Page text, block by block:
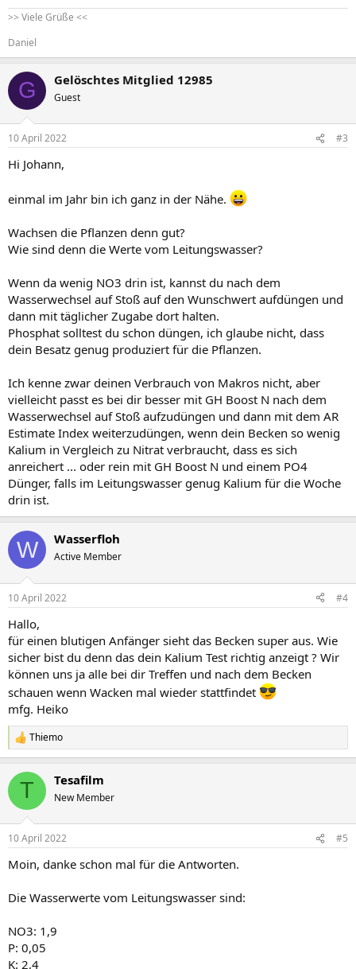
>> Viele Grüße <<
Daniel
G Gelöschtes Mitglied 12985
Guest
10 April 2022 #3
Hi Johann,
einmal im Jahr bin ich ganz in der Nähe.
Wachsen die Pflanzen denn gut?
Wie sind denn die Werte vom Leitungswasser?
Wenn da wenig NO3 drin ist, kannst du nach dem
Wasserwechsel auf Stoß auf den Wunschwert aufdüngen und
dann mit täglicher Zugabe dort halten.
Phosphat solltest du schon düngen, ich glaube nicht, dass
dein Besatz genug produziert für die Pflanzen.
Ich kenne zwar deinen Verbrauch von Makros nicht, aber
vielleicht passt es bei dir besser mit GH Boost N nach dem
Wasserwechsel auf Stoß aufzudüngen und dann mit dem AR
Estimate Index weiterzudüngen, wenn dein Becken so wenig
Kalium in Vergleich zu Nitrat verbraucht, dass es sich
anreichert ... oder rein mit GH Boost N und einem PO4
Dünger, falls im Leitungswasser genug Kalium für die Woche
drin ist.
W Wasserfloh
Active Member
10 April 2022 #4
Hallo,
für einen blutigen Anfänger sieht das Becken super aus. Wie
sicher bist du denn das dein Kalium Test richtig anzeigt ? Wir
können uns ja alle bei dir Treffen und nach dem Becken
schauen wenn Wacken mal wieder stattfindet
mfg. Heiko
R
e
k
i
e
:
Thiemo
T Tesafilm
New Member
10 April 2022 #5
Moin, danke schon mal für die Antworten.
Die Wasserwerte vom Leitungswasser sind:
NO3: 1,9
P: 0,05
K: 2,4